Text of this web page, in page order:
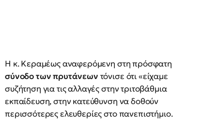
Η κ. Κεραμέως αναφερόμενη στη πρόσφατη
σύνοδο των πρυτάνεων τόνισε ότι «είχαμε
συζήτηση για τις αλλαγές στην τριτοβάθμια
εκπαίδευση, στην κατεύθυνση να δοθούν
περισσότερες ελευθερίες στο πανεπιστήμιο.